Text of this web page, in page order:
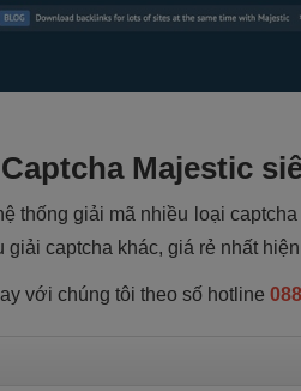
Majestic
thống giải mã nhiều loại
giải captcha khác, giá rẻ nhất
với chúng tôi theo số hotline